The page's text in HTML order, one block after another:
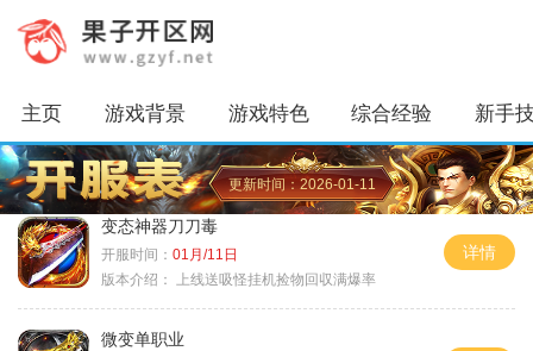
主页 游戏背景 游戏特色 综合经验 新手
更新时间：2026-01-11
变态神器刀刀毒
开服时间： 01月/11日
版本介绍：
上线送吸怪挂机捡物回収满爆率
详情
微变单职业